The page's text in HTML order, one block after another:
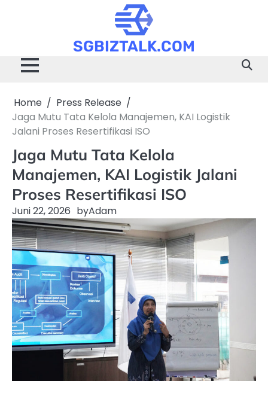
SGBIZTALK.COM
Home
Press Release
Jaga Mutu Tata Kelola Manajemen, KAI Logistik
Jalani Proses Resertifikasi ISO
Jaga Mutu Tata Kelola
Manajemen, KAI Logistik Jalani
Proses Resertifikasi ISO
Juni 22, 2026 byAdam